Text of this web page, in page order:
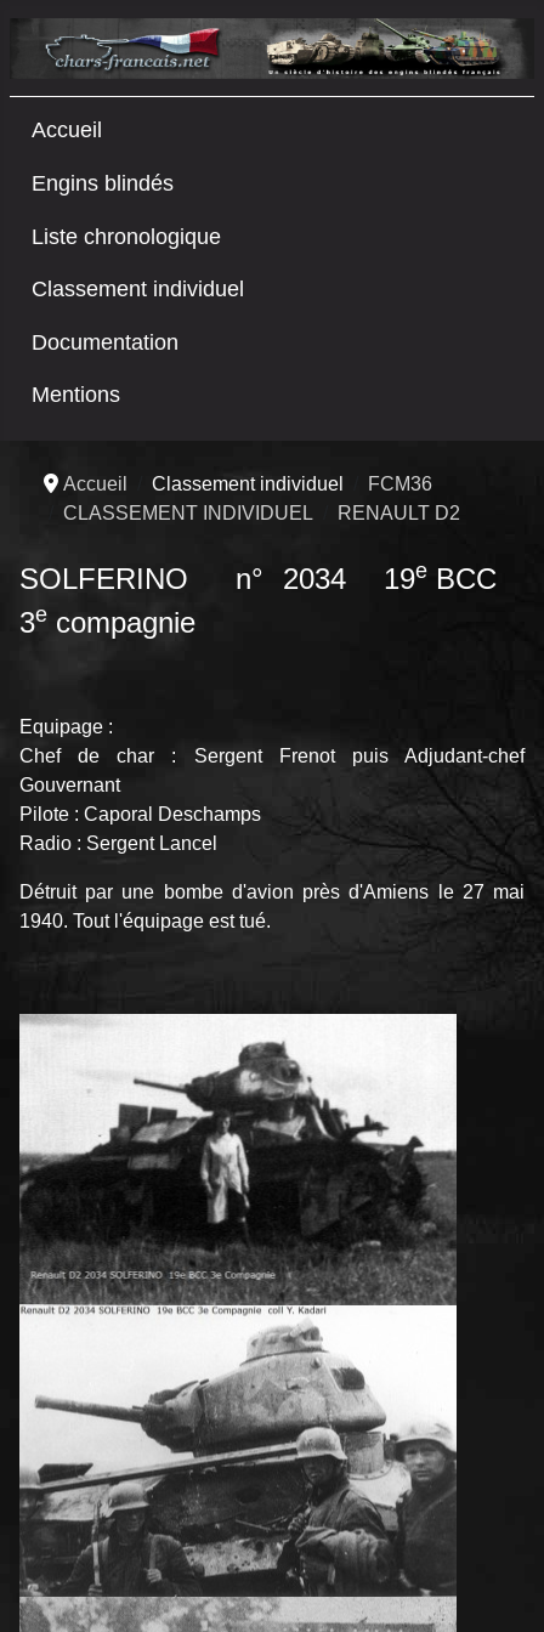
Accueil
Engins blindés
Liste chronologique
Classement individuel
Documentation
Mentions
Accueil Classement individuel
FCM36
CLASSEMENT INDIVIDUEL
RENAULT D2
SOLFERINO n° 2034 19eBCC
3e compagnie
Equipage :
Chef de char : Sergent Frenot puis Adjudant-chef
Gouvernant
Pilote : Caporal Deschamps
Radio : Sergent Lancel
Détruit par une bombe d'avion près d'Amiens le 27 mai
1940. Tout l'équipage est tué.